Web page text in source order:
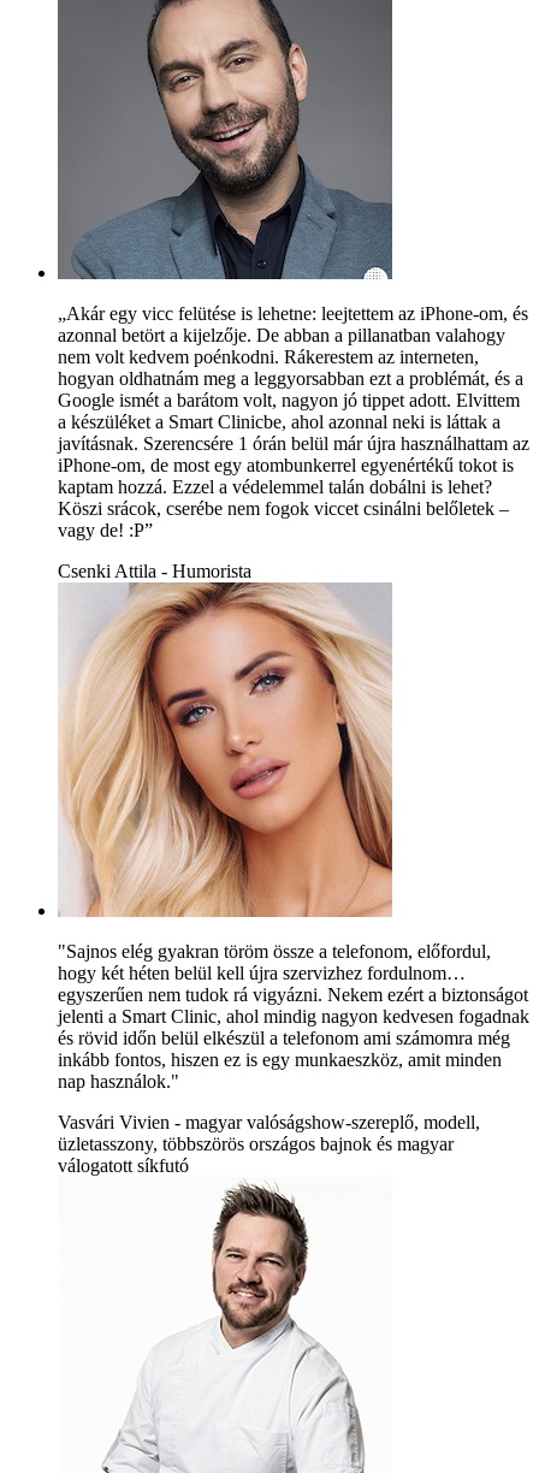
„Akár egy vicc felütése is lehetne: leejtettem az iPhone-om, és
azonnal betört a kijelzője. De abban a pillanatban valahogy
nem volt kedvem poénkodni. Rákerestem az interneten,
hogyan oldhatnám meg a leggyorsabban ezt a problémát, és a
Google ismét a barátom volt, nagyon jó tippet adott. Elvittem
a készüléket a Smart Clinicbe, ahol azonnal neki is láttak a
javításnak. Szerencsére 1 órán belül már újra használhattam az
iPhone-om, de most egy atombunkerrel egyenértékű tokot is
kaptam hozzá. Ezzel a védelemmel talán dobálni is lehet?
Köszi srácok, cserébe nem fogok viccet csinálni belőletek –
vagy de! :P”
Csenki Attila - Humorista
"Sajnos elég gyakran töröm össze a telefonom, előfordul,
hogy két héten belül kell újra szervizhez fordulnom…
egyszerűen nem tudok rá vigyázni. Nekem ezért a biztonságot
jelenti a Smart Clinic, ahol mindig nagyon kedvesen fogadnak
és rövid időn belül elkészül a telefonom ami számomra még
inkább fontos, hiszen ez is egy munkaeszköz, amit minden
nap használok."
Vasvári Vivien - magyar valóságshow-szereplő, modell,
üzletasszony, többszörös országos bajnok és magyar
válogatott síkfutó